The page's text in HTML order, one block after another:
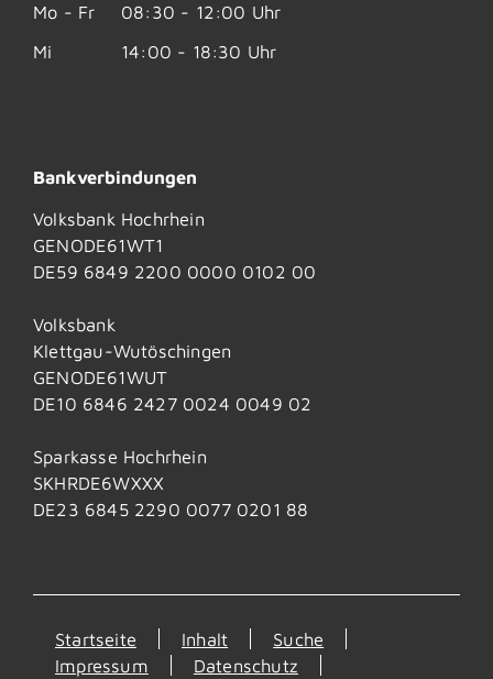
Mo - Fr
08:30 - 12:00 Uhr
Mi
14:00 - 18:30 Uhr
Bankverbindungen
Volksbank Hochrhein
GENODE61WT1
DE59 6849 2200 0000 0102 00
Volksbank
Klettgau-Wutöschingen
GENODE61WUT
DE10 6846 2427 0024 0049 02
Sparkasse Hochrhein
SKHRDE6WXXX
DE23 6845 2290 0077 0201 88
Startseite Inhalt
Suche
Impressum
Datenschutz